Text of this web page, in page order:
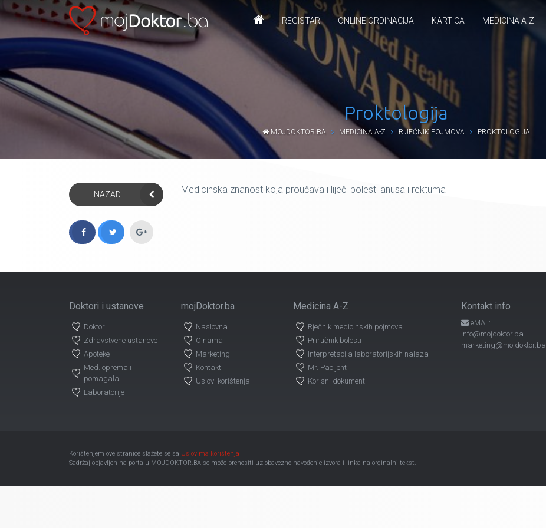
REGISTAR ONLINE ORDINACIJA KARTICA MEDICINA A-Z
Proktologija
MOJDOKTOR.BA MEDICINA A-Z RIJEČNIK POJMOVA PROKTOLOGIJA
NAZAD Medicinska znanost koja proučava i liječi bolesti anusa i rektuma
Doktori i ustanove
Doktori
Zdravstvene ustanove
Apoteke
Med. oprema i
pomagala
Laboratorije
mojDoktor.ba
Naslovna
O nama
Marketing
Kontakt
Uslovi korištenja
Medicina A-Z
Rječnik medicinskih pojmova
Priručnik bolesti
Interpretacija laboratorijskih nalaza
Mr. Pacijent
Korisni dokumenti
Kontakt info
eMAil:
info@mojdoktor.ba
marketing@mojdoktor.ba
Korištenjem ove stranice slažete se sa Uslovima korištenja
Sadržaj objavljen na portalu MOJDOKTOR.BA se može prenositi uz obavezno navođenje izvora i linka na orginalni tekst.